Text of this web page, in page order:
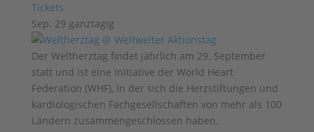
Tickets
Sep. 29 ganztägig
Der Weltherztag findet jährlich am 29. September
statt und ist eine Initiative der World Heart
Federation (WHF), in der sich die Herzstiftungen und
kardiologischen Fachgesellschaften von mehr als 100
Ländern zusammengeschlossen haben.